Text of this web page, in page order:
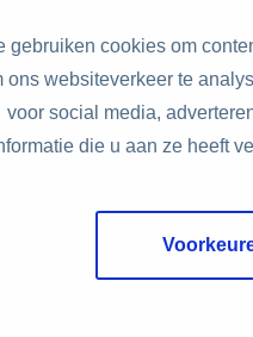
gebruiken cookies om
ons websiteverkeer te
voor social media,
die u aan ze heeft
Toegankelijkheid